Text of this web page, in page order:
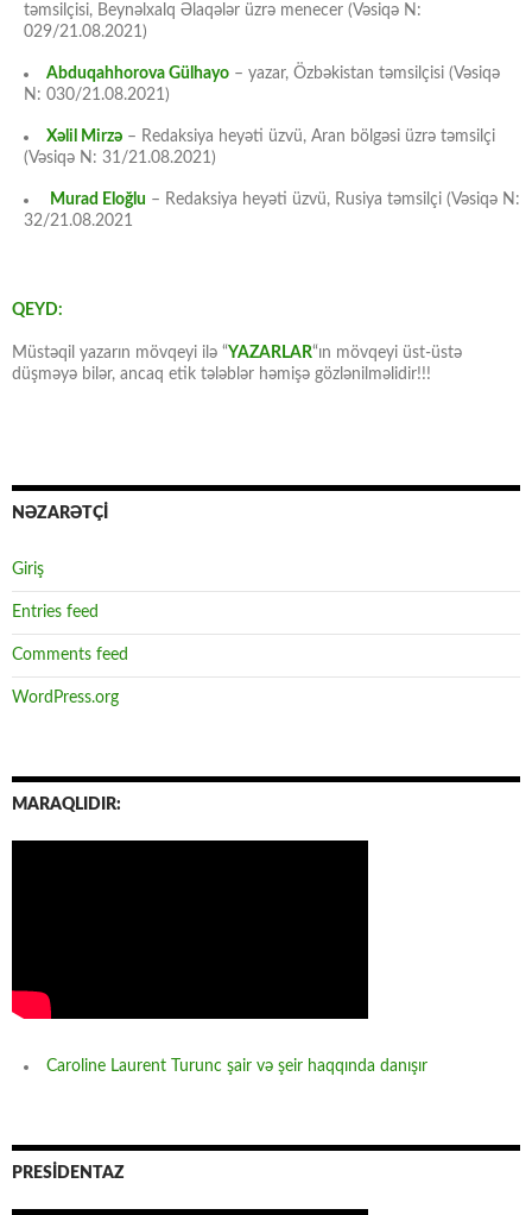
təmsilçisi, Beynəlxalq Əlaqələr üzrə menecer (Vəsiqə N:
029/21.08.2021)
Abduqahhorova Gülhayo – yazar, Özbəkistan təmsilçisi (Vəsiqə
N: 030/21.08.2021)
Xəlil Mirzə – Redaksiya heyəti üzvü, Aran bölgəsi üzrə təmsilçi
(Vəsiqə N: 31/21.08.2021)
Murad Eloğlu – Redaksiya heyəti üzvü, Rusiya təmsilçi (Vəsiqə N:
32/21.08.2021
QEYD:
Müstəqil yazarın mövqeyi ilə “YAZARLAR“ın mövqeyi üst-üstə
düşməyə bilər, ancaq etik tələblər həmişə gözlənilməlidir!!!
NƏZARƏTÇİ
Giriş
Entries feed
Comments feed
WordPress.org
MARAQLIDIR:
Caroline Laurent Turunc şair və şeir haqqında danışır
PRESİDENTAZ